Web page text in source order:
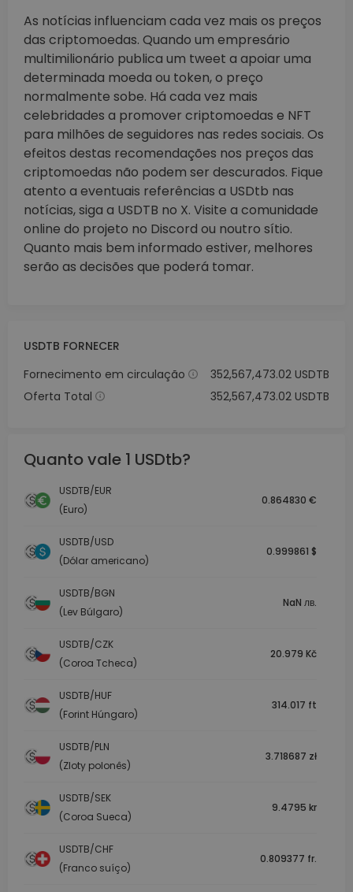
As notícias influenciam cada vez mais os preços
das criptomoedas. Quando um empresário
multimilionário publica um tweet a apoiar uma
determinada moeda ou token, o preço
normalmente sobe. Há cada vez mais
celebridades a promover criptomoedas e NFT
para milhões de seguidores nas redes sociais. Os
efeitos destas recomendações nos preços das
criptomoedas não podem ser descurados. Fique
atento a eventuais referências a USDtb nas
notícias, siga a USDTB no X. Visite a comunidade
online do projeto no Discord ou noutro sítio.
Quanto mais bem informado estiver, melhores
serão as decisões que poderá tomar.
USDTB FORNECER
Fornecimento em circulação
352,567,473.02 USDTB
Oferta Total
352,567,473.02 USDTB
Quanto vale 1 USDtb?
USDTB/EUR
(Euro)
0.864830 €
USDTB/USD
(Dólar americano)
0.999861 $
USDTB/BGN
(Lev Búlgaro)
NaN лв.
USDTB/CZK
(Coroa Tcheca)
20.979 Kč
USDTB/HUF
(Forint Húngaro)
314.017 ft
USDTB/PLN
(Zloty polonês)
3.718687 zł
USDTB/SEK
(Coroa Sueca)
9.4795 kr
USDTB/CHF
(Franco suíço)
0.809377 fr.